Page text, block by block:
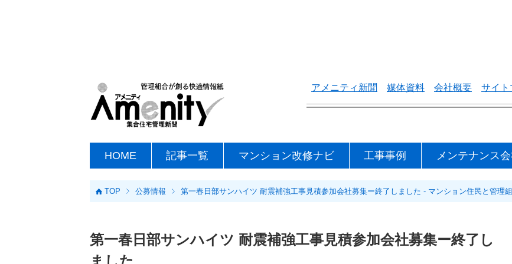
HOME 記事一覧 マンション改修ナビ 工事事例 メンテナンス
アメニティ新聞 媒体資料 会社概要 サイト
TOP 公募情報 第一春日部サンハイツ 耐震補強工事見積参加会社募集ー終了しました - マンション住民と管理
第一春日部サンハイツ 耐震補強工事見積参加会社募集ー終了し
ました